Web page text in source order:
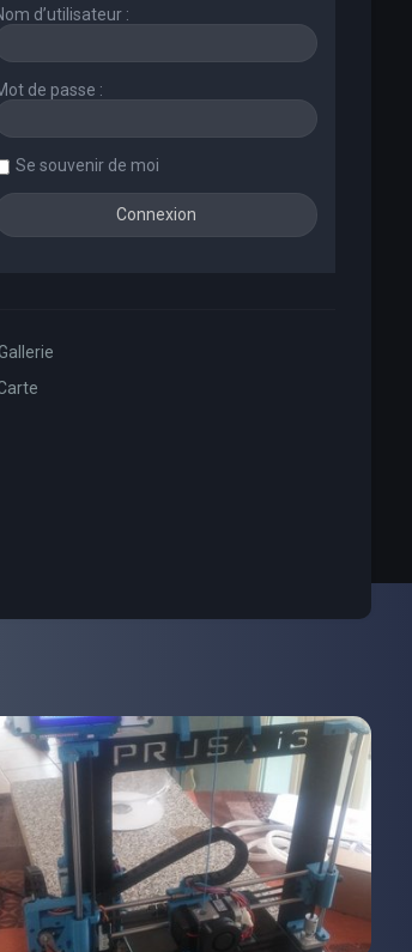
d’utilisateur :
de passe :
Se souvenir de moi